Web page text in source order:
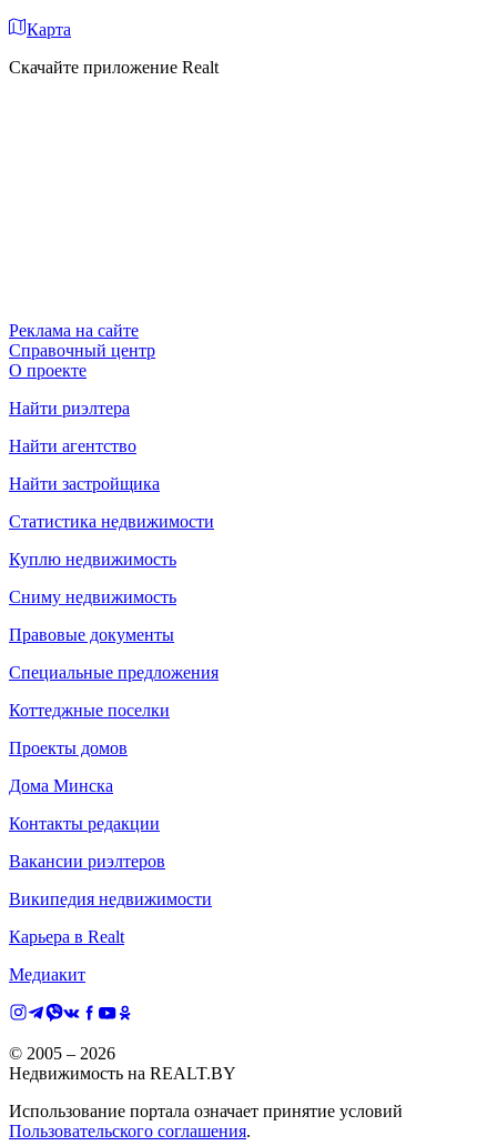
Карта
Скачайте приложение Realt
Реклама на сайте
Справочный центр
О проекте
Найти риэлтера
Найти агентство
Найти застройщика
Статистика недвижимости
Куплю недвижимость
Сниму недвижимость
Правовые документы
Специальные предложения
Коттеджные поселки
Проекты домов
Дома Минска
Контакты редакции
Вакансии риэлтеров
Википедия недвижимости
Карьера в Realt
Медиакит
© 2005 – 2026
Недвижимость на REALT.BY
Использование портала означает принятие условий
Пользовательского соглашения.